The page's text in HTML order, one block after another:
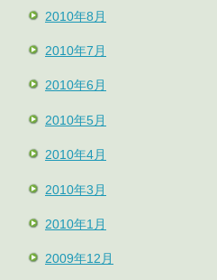
2010年8月
2010年7月
2010年6月
2010年5月
2010年4月
2010年3月
2010年1月
2009年12月